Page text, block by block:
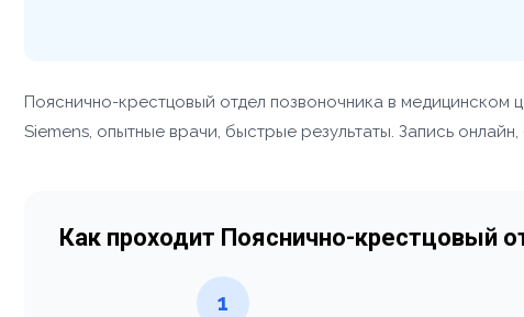
Пояснично-крестцовый отдел позвоночника в
Siemens, опытные врачи, быстрые результаты. Запись
Как проходит Пояснично-крестцовый
1